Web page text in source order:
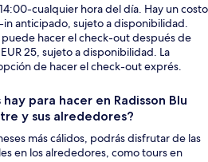
cualquier hora del día. Hay un costo
in anticipado, sujeto a disponibilidad.
hacer el check-out después de
25, sujeto a disponibilidad. La
de hacer el check-out exprés.
para hacer en Radisson Blu
y sus alrededores?
más cálidos, podrás disfrutar de las
en los alrededores, como tours en